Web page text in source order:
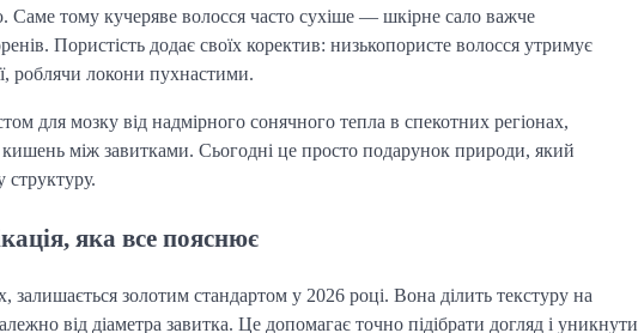
тому кучеряве волосся часто сухіше — шкірне сало важче
Пористість додає своїх коректив: низькопористе волосся утримує
роблячи локони пухнастими.
для мозку від надмірного сонячного тепла в спекотних регіонах,
між завитками. Сьогодні це просто подарунок природи, який
структуру.
яка все пояснює
золотим стандартом у 2026 році. Вона ділить текстуру на
від діаметра завитка. Це допомагає точно підібрати догляд і уникнути